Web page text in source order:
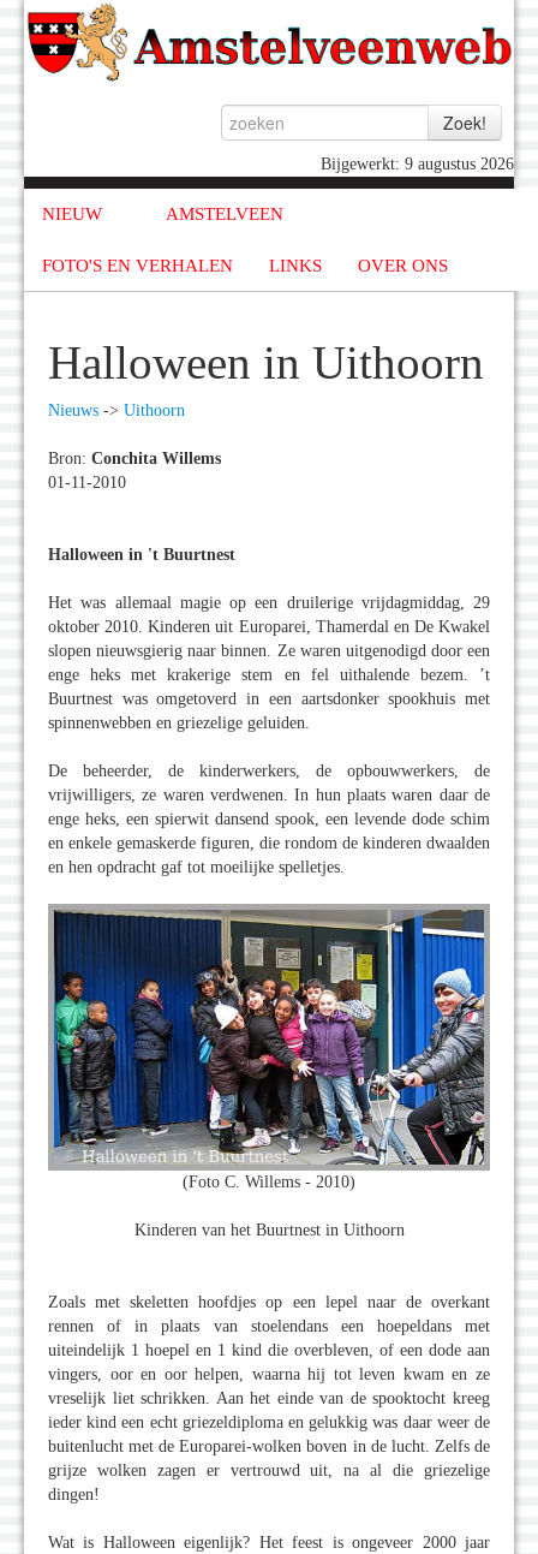
Bijgewerkt: 9 augustus 2026
NIEUW AMSTELVEEN
FOTO'S EN VERHALEN LINKS OVER ONS
Halloween in Uithoorn
Nieuws -> Uithoorn
Bron: Conchita Willems
01-11-2010
Halloween in 't Buurtnest
Het was allemaal magie op een druilerige vrijdagmiddag, 29
oktober 2010. Kinderen uit Europarei, Thamerdal en De Kwakel
slopen nieuwsgierig naar binnen. Ze waren uitgenodigd door een
enge heks met krakerige stem en fel uithalende bezem. ’t
Buurtnest was omgetoverd in een aartsdonker spookhuis met
spinnenwebben en griezelige geluiden.
De beheerder, de kinderwerkers, de opbouwwerkers, de
vrijwilligers, ze waren verdwenen. In hun plaats waren daar de
enge heks, een spierwit dansend spook, een levende dode schim
en enkele gemaskerde figuren, die rondom de kinderen dwaalden
en hen opdracht gaf tot moeilijke spelletjes.
(Foto C. Willems - 2010)
Kinderen van het Buurtnest in Uithoorn
Zoals met skeletten hoofdjes op een lepel naar de overkant
rennen of in plaats van stoelendans een hoepeldans met
uiteindelijk 1 hoepel en 1 kind die overbleven, of een dode aan
vingers, oor en oor helpen, waarna hij tot leven kwam en ze
vreselijk liet schrikken. Aan het einde van de spooktocht kreeg
ieder kind een echt griezeldiploma en gelukkig was daar weer de
buitenlucht met de Europarei-wolken boven in de lucht. Zelfs de
grijze wolken zagen er vertrouwd uit, na al die griezelige
dingen!
Wat is Halloween eigenlijk? Het feest is ongeveer 2000 jaar